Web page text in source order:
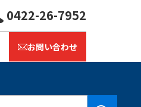
お問い合わせ
0422-26-7952